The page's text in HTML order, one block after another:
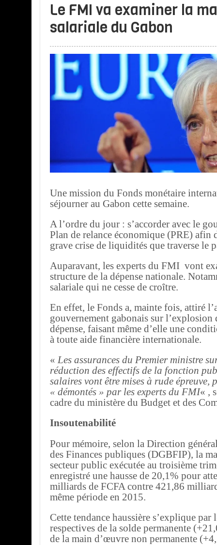
Le FMI va examiner la
salariale du Gabon
Une mission du Fonds monétaire
séjourner au Gabon cette semaine.
A l’ordre du jour : s’accorder avec le
Plan de relance économique (PRE) afin
grave crise de liquidités que traverse le
Auparavant, les experts du FMI vont
structure de la dépense nationale.
salariale qui ne cesse de croître.
En effet, le Fonds a, mainte fois, attiré
gouvernement gabonais sur l’explosion
dépense, faisant même d’elle une
à toute aide financière internationale.
« Les assurances du Premier ministre
réduction des effectifs de la fonction
salaires vont être mises à rude épreuve,
« démontés » par les experts du FMI« ,
cadre du ministère du Budget et des
Insoutenabilité
Pour mémoire, selon la Direction
des Finances publiques (DGBFIP), la
secteur public exécutée au troisième
enregistré une hausse de 20,1% pour
milliards de FCFA contre 421,86
même période en 2015.
Cette tendance haussière s’explique par
respectives de la solde permanente
de la main d’œuvre non permanente